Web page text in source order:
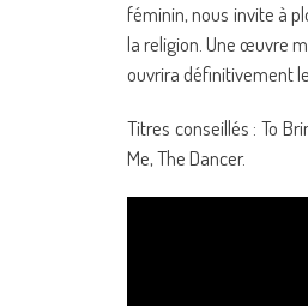
féminin, nous invite à
la religion. Une œuvre
ouvrira définitivement
Titres conseillés : To
Me, The Dancer.